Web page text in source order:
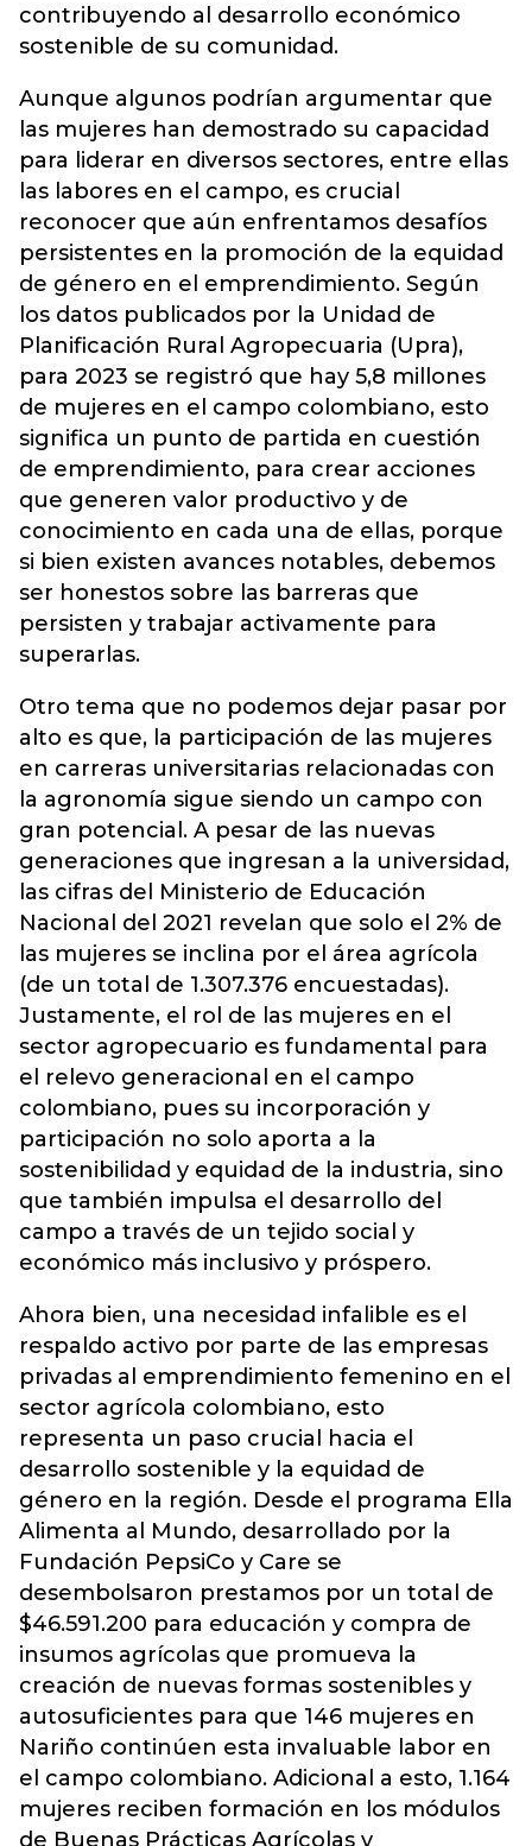
contribuyendo al desarrollo económico
sostenible de su comunidad.
Aunque algunos podrían argumentar que
las mujeres han demostrado su capacidad
para liderar en diversos sectores, entre ellas
las labores en el campo, es crucial
reconocer que aún enfrentamos desafíos
persistentes en la promoción de la equidad
de género en el emprendimiento. Según
los datos publicados por la Unidad de
Planificación Rural Agropecuaria (Upra),
para 2023 se registró que hay 5,8 millones
de mujeres en el campo colombiano, esto
significa un punto de partida en cuestión
de emprendimiento, para crear acciones
que generen valor productivo y de
conocimiento en cada una de ellas, porque
si bien existen avances notables, debemos
ser honestos sobre las barreras que
persisten y trabajar activamente para
superarlas.
Otro tema que no podemos dejar pasar por
alto es que, la participación de las mujeres
en carreras universitarias relacionadas con
la agronomía sigue siendo un campo con
gran potencial. A pesar de las nuevas
generaciones que ingresan a la universidad,
las cifras del Ministerio de Educación
Nacional del 2021 revelan que solo el 2% de
las mujeres se inclina por el área agrícola
(de un total de 1.307.376 encuestadas).
Justamente, el rol de las mujeres en el
sector agropecuario es fundamental para
el relevo generacional en el campo
colombiano, pues su incorporación y
participación no solo aporta a la
sostenibilidad y equidad de la industria, sino
que también impulsa el desarrollo del
campo a través de un tejido social y
económico más inclusivo y próspero.
Ahora bien, una necesidad infalible es el
respaldo activo por parte de las empresas
privadas al emprendimiento femenino en el
sector agrícola colombiano, esto
representa un paso crucial hacia el
desarrollo sostenible y la equidad de
género en la región. Desde el programa Ella
Alimenta al Mundo, desarrollado por la
Fundación PepsiCo y Care se
desembolsaron prestamos por un total de
$46.591.200 para educación y compra de
insumos agrícolas que promueva la
creación de nuevas formas sostenibles y
autosuficientes para que 146 mujeres en
Nariño continúen esta invaluable labor en
el campo colombiano. Adicional a esto, 1.164
mujeres reciben formación en los módulos
de Buenas Prácticas Agrícolas y